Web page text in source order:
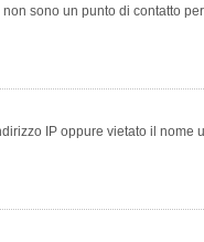
sono un punto di contatto
IP oppure vietato il